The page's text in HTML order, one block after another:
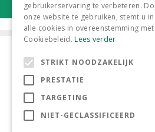
Contact
Openingstijden
Meer informatie
gebruikerservaring te verbeteren.
onze website te gebruiken, stemt u
alle cookies in overeenstemming
Cookiebeleid. Lees verder
STRIKT NOODZAKELIJK
PRESTATIE
TARGETING
NIET-GECLASSIFICEERD